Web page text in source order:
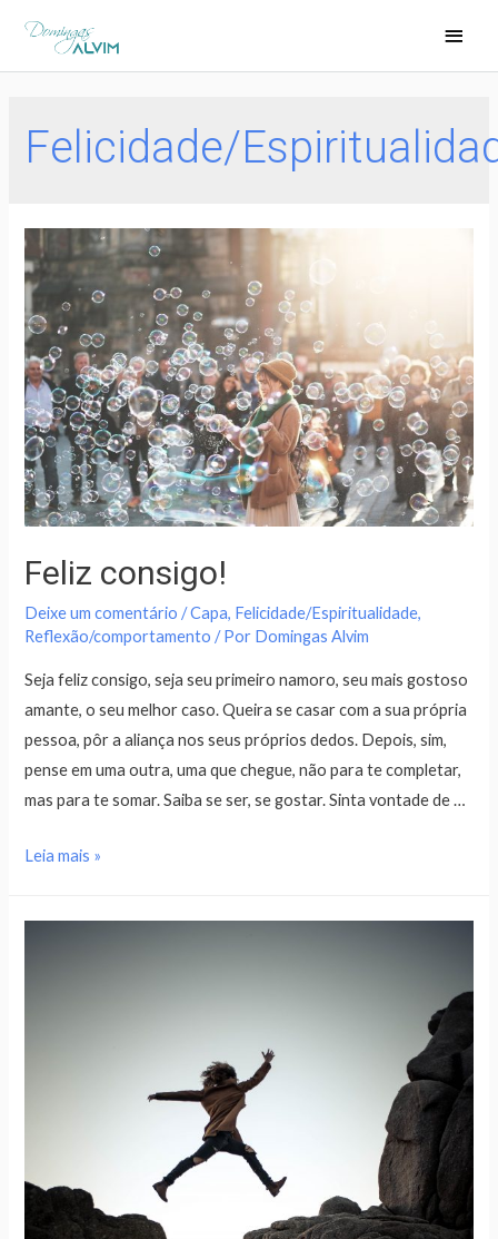
Felicidade/
Feliz consigo!
Deixe um comentário /Capa, Felicidade/Espiritualidade,
Reflexão/comportamento / Por Domingas Alvim
Seja feliz consigo, seja seu primeiro namoro, seu mais gostoso
amante, o seu melhor caso. Queira se casar com a sua própria
pessoa, pôr a aliança nos seus próprios dedos. Depois, sim,
pense em uma outra, uma que chegue, não para te completar,
mas para te somar. Saiba se ser, se gostar. Sinta vontade de …
Leia mais »